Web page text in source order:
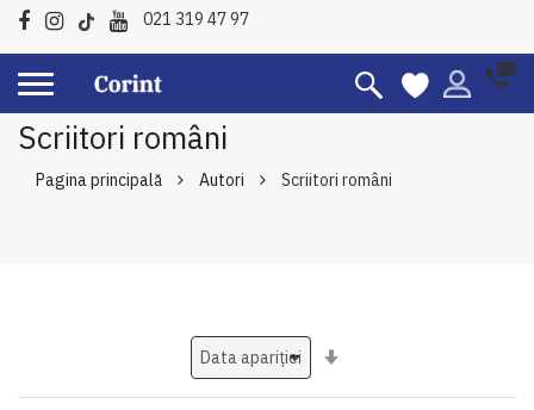
021 319 47 97
Scriitori români
Pagina principală Autori Scriitori români